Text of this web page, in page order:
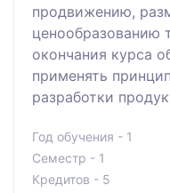
продвижению,
ценообразованию
окончания курса
применять
разработки
Год обучения - 1
Семестр - 1
Кредитов - 5